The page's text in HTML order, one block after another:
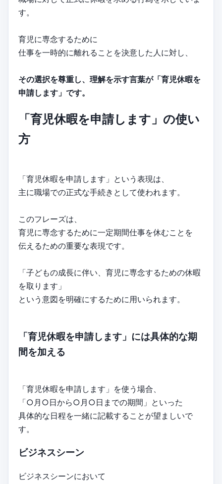
す。
育児に専念するために
仕事を一時的に離れることを決意した人に対し、
その選択を尊重し、理解を示す言葉が「育児休暇を
申請します」です。
「育児休暇を申請します」の使い
方
「育児休暇を申請します」という表現は、
主に職場での正式な手続きとして使われます。
このフレーズは、
育児に専念するために一定期間仕事を休むことを
伝えるための重要な表現です。
「子どもの成長に伴い、育児に専念するための休暇
を取ります」
という意図を明確にするために用いられます。
「育児休暇を申請します」には具体的な期
間を加える
「育児休暇を申請します」を使う場合、
「○月○日から○月○日までの期間」といった
具体的な日程を一緒に記載することが望ましいで
す。
ビジネスシーン
ビジネスシーンにおいて